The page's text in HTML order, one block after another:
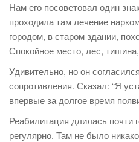
Нам его посоветовал один
проходила там лечение
городом, в старом здании,
Спокойное место, лес,
Удивительно, но он
сопротивления. Сказал: “Я
впервые за долгое время
Реабилитация длилась почти
регулярно. Там не было